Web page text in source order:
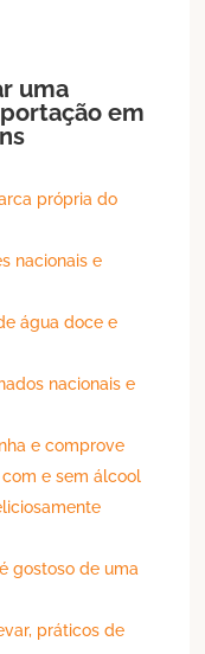
uma
em
própria do
nacionais e
água doce e
nacionais e
e comprove
e sem álcool
gostoso de uma
práticos de